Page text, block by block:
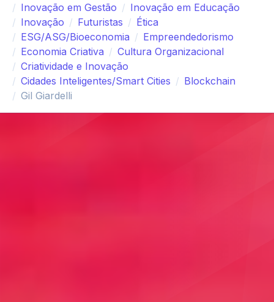
Inovação em Gestão
Inovação em Educação
Inovação
Futuristas
Ética
ESG/ASG/Bioeconomia
Empreendedorismo
Economia Criativa
Cultura Organizacional
Criatividade e Inovação
Cidades Inteligentes/Smart Cities
Blockchain
Gil Giardelli